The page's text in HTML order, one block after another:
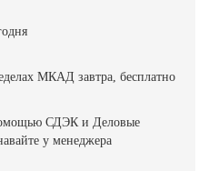
МКАД завтра, бесплатно
СДЭК и Деловые
у менеджера